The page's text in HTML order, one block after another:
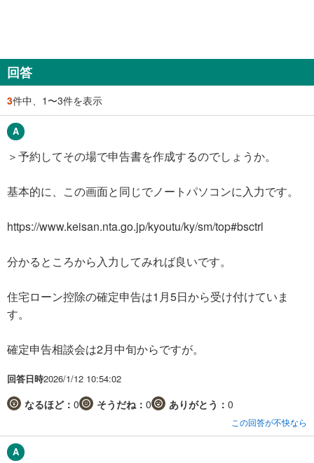
回答
3件中、1〜3件を表示
＞予約してその場で申告書を作成するのでしょうか。
基本的に、この画面と同じでノートパソコンに入力です。
https://www.keisan.nta.go.jp/kyoutu/ky/sm/top#bsctrl
分かるところから入力してみれば良いです。
住宅ローン控除の確定申告は1月5日から受け付けていま
す。
確定申告相談会は2月中旬からですが。
回答日時2026/1/12 10:54:02
なるほど： 0 そうだね： 0 ありがとう： 0
この回答が不快なら